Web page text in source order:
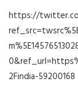
https://
2Findia-59200168